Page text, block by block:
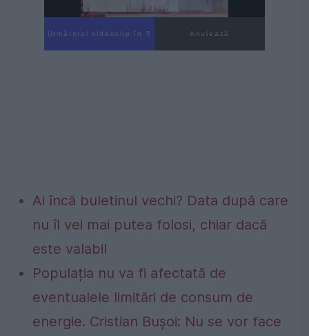
Următorul videoclip în 4 Anulează
Ai încă buletinul vechi? Data după care
nu îl vei mai putea folosi, chiar dacă
este valabil
Populația nu va fi afectată de
eventualele limitări de consum de
energie. Cristian Bușoi: Nu se vor face